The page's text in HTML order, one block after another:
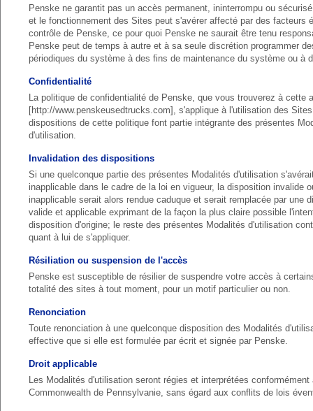
Penske ne garantit pas un accès permanent, ininterrompu ou
et le fonctionnement des Sites peut s'avérer affecté par des facteurs
contrôle de Penske, ce pour quoi Penske ne saurait être tenu
Penske peut de temps à autre et à sa seule discrétion programmer
périodiques du système à des fins de maintenance du système ou à
Confidentialité
La politique de confidentialité de Penske, que vous trouverez à cette
[http://www.penskeusedtrucks.com], s'applique à l'utilisation des
dispositions de cette politique font partie intégrante des présentes
d'utilisation.
Invalidation des dispositions
Si une quelconque partie des présentes Modalités d'utilisation
inapplicable dans le cadre de la loi en vigueur, la disposition invalide
inapplicable serait alors rendue caduque et serait remplacée par une
valide et applicable exprimant de la façon la plus claire possible
disposition d'origine; le reste des présentes Modalités d'utilisation
quant à lui de s'appliquer.
Résiliation ou suspension de l'accès
Penske est susceptible de résilier de suspendre votre accès à
totalité des sites à tout moment, pour un motif particulier ou non.
Renonciation
Toute renonciation à une quelconque disposition des Modalités
effective que si elle est formulée par écrit et signée par Penske.
Droit applicable
Les Modalités d'utilisation seront régies et interprétées conformément
Commonwealth de Pennsylvanie, sans égard aux conflits de lois